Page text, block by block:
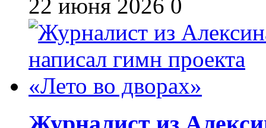
22 июня 2026 0